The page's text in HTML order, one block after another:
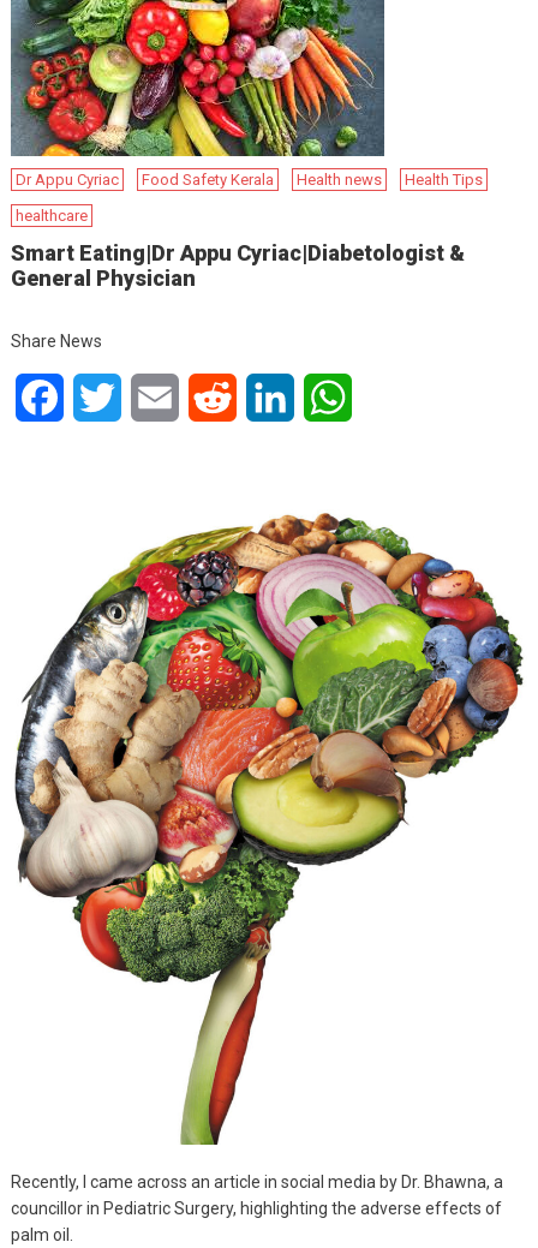
Dr Appu Cyriac Food Safety Kerala Health news
Health Tips
healthcare
Smart Eating|Dr Appu Cyriac|Diabetologist &
General Physician
Share News
FacebookTwitter Email Reddit LinkedIn
Recently, I came across an article in social media by Dr. Bhawna, a
councillor in Pediatric Surgery, highlighting the adverse effects of
palm oil.